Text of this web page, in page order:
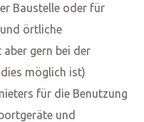
Baustelle oder für
örtliche
aber gern bei der
möglich ist)
für die Benutzung
und